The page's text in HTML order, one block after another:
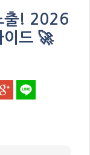
출! 2026
이드 🚀